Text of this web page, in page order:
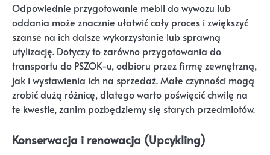
Odpowiednie przygotowanie mebli do wywozu lub
oddania może znacznie ułatwić cały proces i zwiększyć
szanse na ich dalsze wykorzystanie lub sprawną
utylizację. Dotyczy to zarówno przygotowania do
transportu do PSZOK-u, odbioru przez firmę zewnętrzną,
jak i wystawienia ich na sprzedaż. Małe czynności mogą
zrobić dużą różnicę, dlatego warto poświęcić chwilę na
te kwestie, zanim pozbędziemy się starych przedmiotów.
Konserwacja i renowacja (Upcykling)